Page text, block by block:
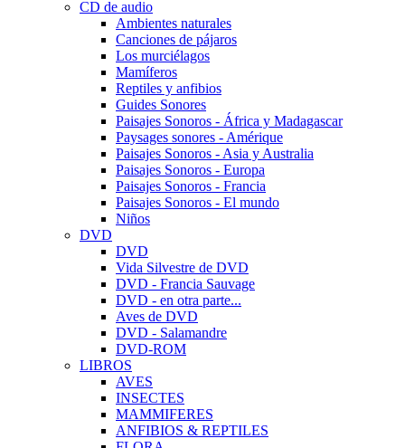
CD de audio
Ambientes naturales
Canciones de pájaros
Los murciélagos
Mamíferos
Reptiles y anfibios
Guides Sonores
Paisajes Sonoros - África y Madagascar
Paysages sonores - Amérique
Paisajes Sonoros - Asia y Australia
Paisajes Sonoros - Europa
Paisajes Sonoros - Francia
Paisajes Sonoros - El mundo
Niños
DVD
DVD
Vida Silvestre de DVD
DVD - Francia Sauvage
DVD - en otra parte...
Aves de DVD
DVD - Salamandre
DVD-ROM
LIBROS
AVES
INSECTES
MAMMIFERES
ANFIBIOS & REPTILES